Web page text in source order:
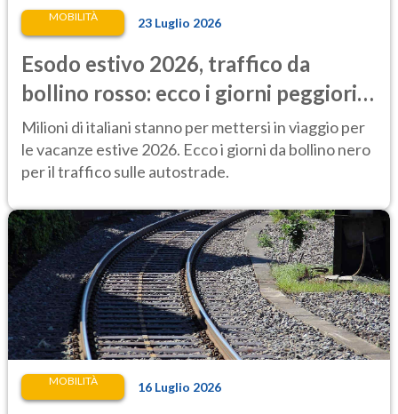
MOBILITÀ 23 Luglio 2026
Esodo estivo 2026, traffico da
bollino rosso: ecco i giorni peggiori
per mettersi in viaggio
Milioni di italiani stanno per mettersi in viaggio per
le vacanze estive 2026. Ecco i giorni da bollino nero
per il traffico sulle autostrade.
MOBILITÀ 16 Luglio 2026